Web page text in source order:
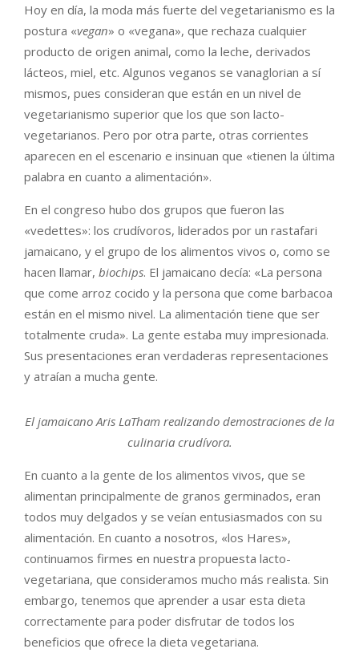
Hoy en día, la moda más fuerte del vegetarianismo es la
postura «vegan» o «vegana», que rechaza cualquier
producto de origen animal, como la leche, derivados
lácteos, miel, etc. Algunos veganos se vanaglorian a sí
mismos, pues consideran que están en un nivel de
vegetarianismo superior que los que son lacto-
vegetarianos. Pero por otra parte, otras corrientes
aparecen en el escenario e insinuan que «tienen la última
palabra en cuanto a alimentación».
En el congreso hubo dos grupos que fueron las
«vedettes»: los crudívoros, liderados por un rastafari
jamaicano, y el grupo de los alimentos vivos o, como se
hacen llamar, biochips. El jamaicano decía: «La persona
que come arroz cocido y la persona que come barbacoa
están en el mismo nivel. La alimentación tiene que ser
totalmente cruda». La gente estaba muy impresionada.
Sus presentaciones eran verdaderas representaciones
y atraían a mucha gente.
El jamaicano Aris LaTham realizando demostraciones de la
culinaria crudívora.
En cuanto a la gente de los alimentos vivos, que se
alimentan principalmente de granos germinados, eran
todos muy delgados y se veían entusiasmados con su
alimentación. En cuanto a nosotros, «los Hares»,
continuamos firmes en nuestra propuesta lacto-
vegetariana, que consideramos mucho más realista. Sin
embargo, tenemos que aprender a usar esta dieta
correctamente para poder disfrutar de todos los
beneficios que ofrece la dieta vegetariana.